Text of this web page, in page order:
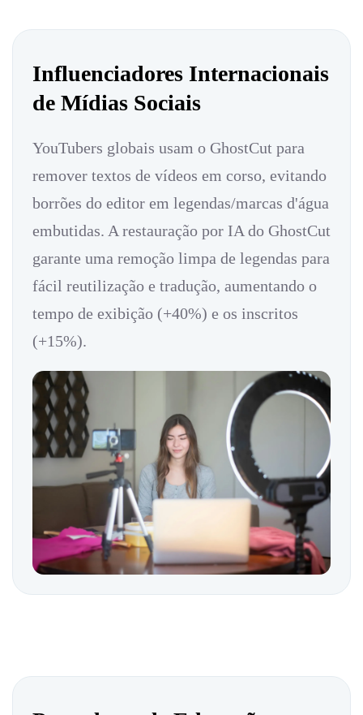
Influenciadores Internacionais
de Mídias Sociais
YouTubers globais usam o GhostCut para
remover textos de vídeos em corso, evitando
borrões do editor em legendas/marcas d'água
embutidas. A restauração por IA do GhostCut
garante uma remoção limpa de legendas para
fácil reutilização e tradução, aumentando o
tempo de exibição (+40%) e os inscritos
(+15%).